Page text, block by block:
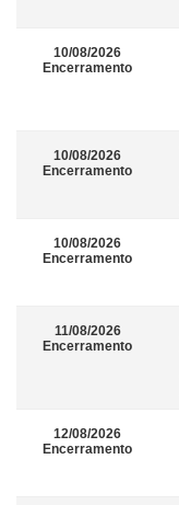
10/08/2026
Encerramento
10/08/2026
Encerramento
10/08/2026
Encerramento
11/08/2026
Encerramento
12/08/2026
Encerramento